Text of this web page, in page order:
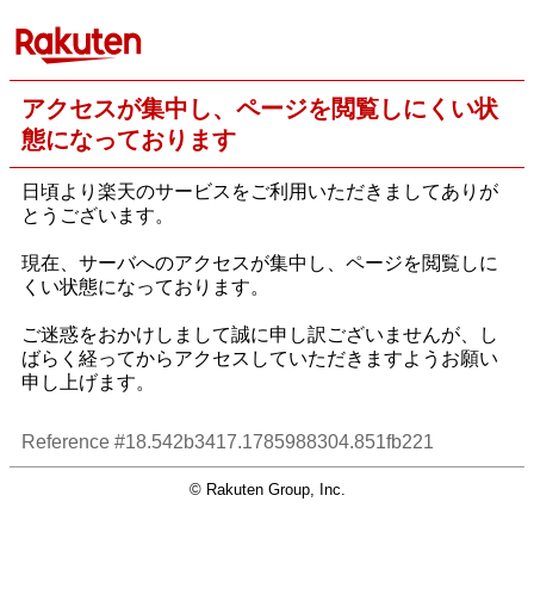
アクセスが集中し、ページを閲覧しにくい状
態になっております
日頃より楽天のサービスをご利用いただきましてありが
とうございます。
現在、サーバへのアクセスが集中し、ページを閲覧しに
くい状態になっております。
ご迷惑をおかけしまして誠に申し訳ございませんが、し
ばらく経ってからアクセスしていただきますようお願い
申し上げます。
Reference #18.542b3417.1785988304.851fb221
© Rakuten Group, Inc.